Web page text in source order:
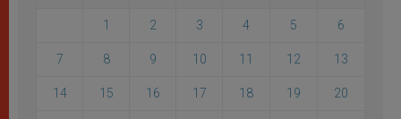
1 2 3 4 5 6
7 8 9 10 11 12 13
14 15 16 17 18 19 20